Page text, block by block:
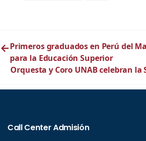
←Primeros graduados en Perú del
para la Educación Superior
Orquesta y Coro UNAB celebran la